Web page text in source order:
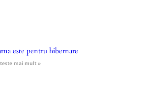
este pentru hibernare
mai mult »